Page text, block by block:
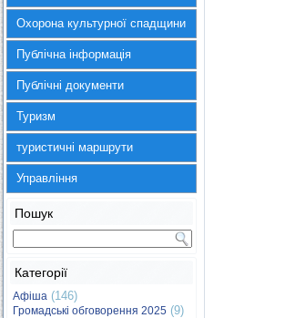
Охорона культурної спадщини
Публічна інформація
Публічні документи
Туризм
туристичні маршрути
Управління
Пошук
Категорії
Афіша (146)
Громадські обговорення 2025 (9)